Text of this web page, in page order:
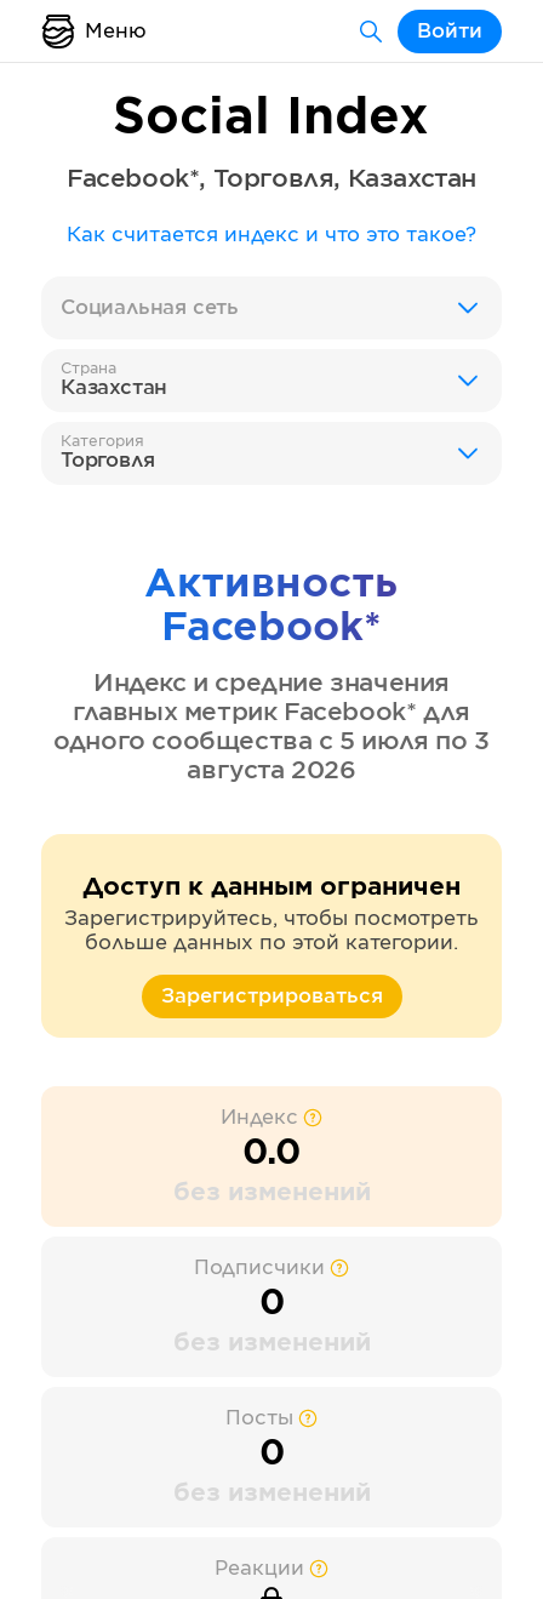
Меню Войти
Social Index
Facebook*, Торговля, Казахстан
Как считается индекс и что это такое?
Социальная сеть
Страна
Казахстан
Категория
Торговля
Активность
Facebook*
Индекс и средние значения
главных метрик Facebook* для
одного сообщества с 5 июля по 3
августа 2026
Доступ к данным ограничен
Зарегистрируйтесь, чтобы посмотреть
больше данных по этой категории.
Зарегистрироваться
Индекс
0.0
без изменений
Подписчики
0
без изменений
Посты
0
без изменений
Реакции